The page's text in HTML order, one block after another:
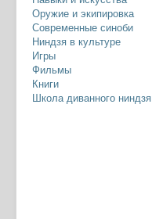
Оружие и экипировка
Современные синоби
Ниндзя в культуре
Игры
Фильмы
Книги
Школа диванного ниндзя